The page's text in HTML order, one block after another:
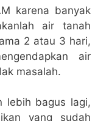
karena banyak
air tanah
2 atau 3 hari,
air
masalah.
lebih bagus lagi,
yang sudah